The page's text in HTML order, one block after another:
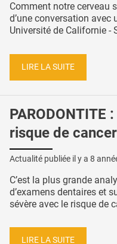
Comment notre cerveau
d’une conversation avec
Université de Californie -
LIRE LA SUITE
PARODONTITE
risque de cancer
Actualité publiée il y a 8
C’est la plus grande
d’examens dentaires et
sévère avec le risque de
LIRE LA SUITE